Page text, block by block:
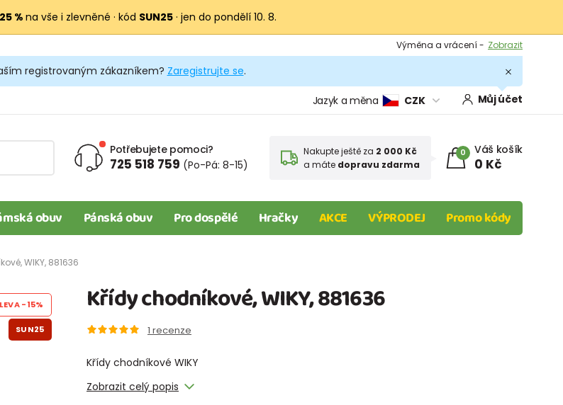
% na vše i zlevněné · kód SUN25 · jen do pondělí 10. 8.
Výměna a vrácení - Zobrazit
Podmínky
registrovaným zákazníkem? Zaregistrujte se.
Jazyk a měna CZK Můj účet
Potřebujete pomoci?
725 518 759 (Po-Pá: 8-15)
Nakupte ještě za 2 000 Kč
a máte dopravu zdarma
0 Váš košík
0 Kč
obuv Pánská obuv Pro dospělé Hračky AKCE VÝPRODEJ Promo kódy
WIKY, 881636
Křídy chodníkové, WIKY, 881636
1 recenze
Křídy chodníkové WIKY
Zobrazit celý popis
-15%
SUN25